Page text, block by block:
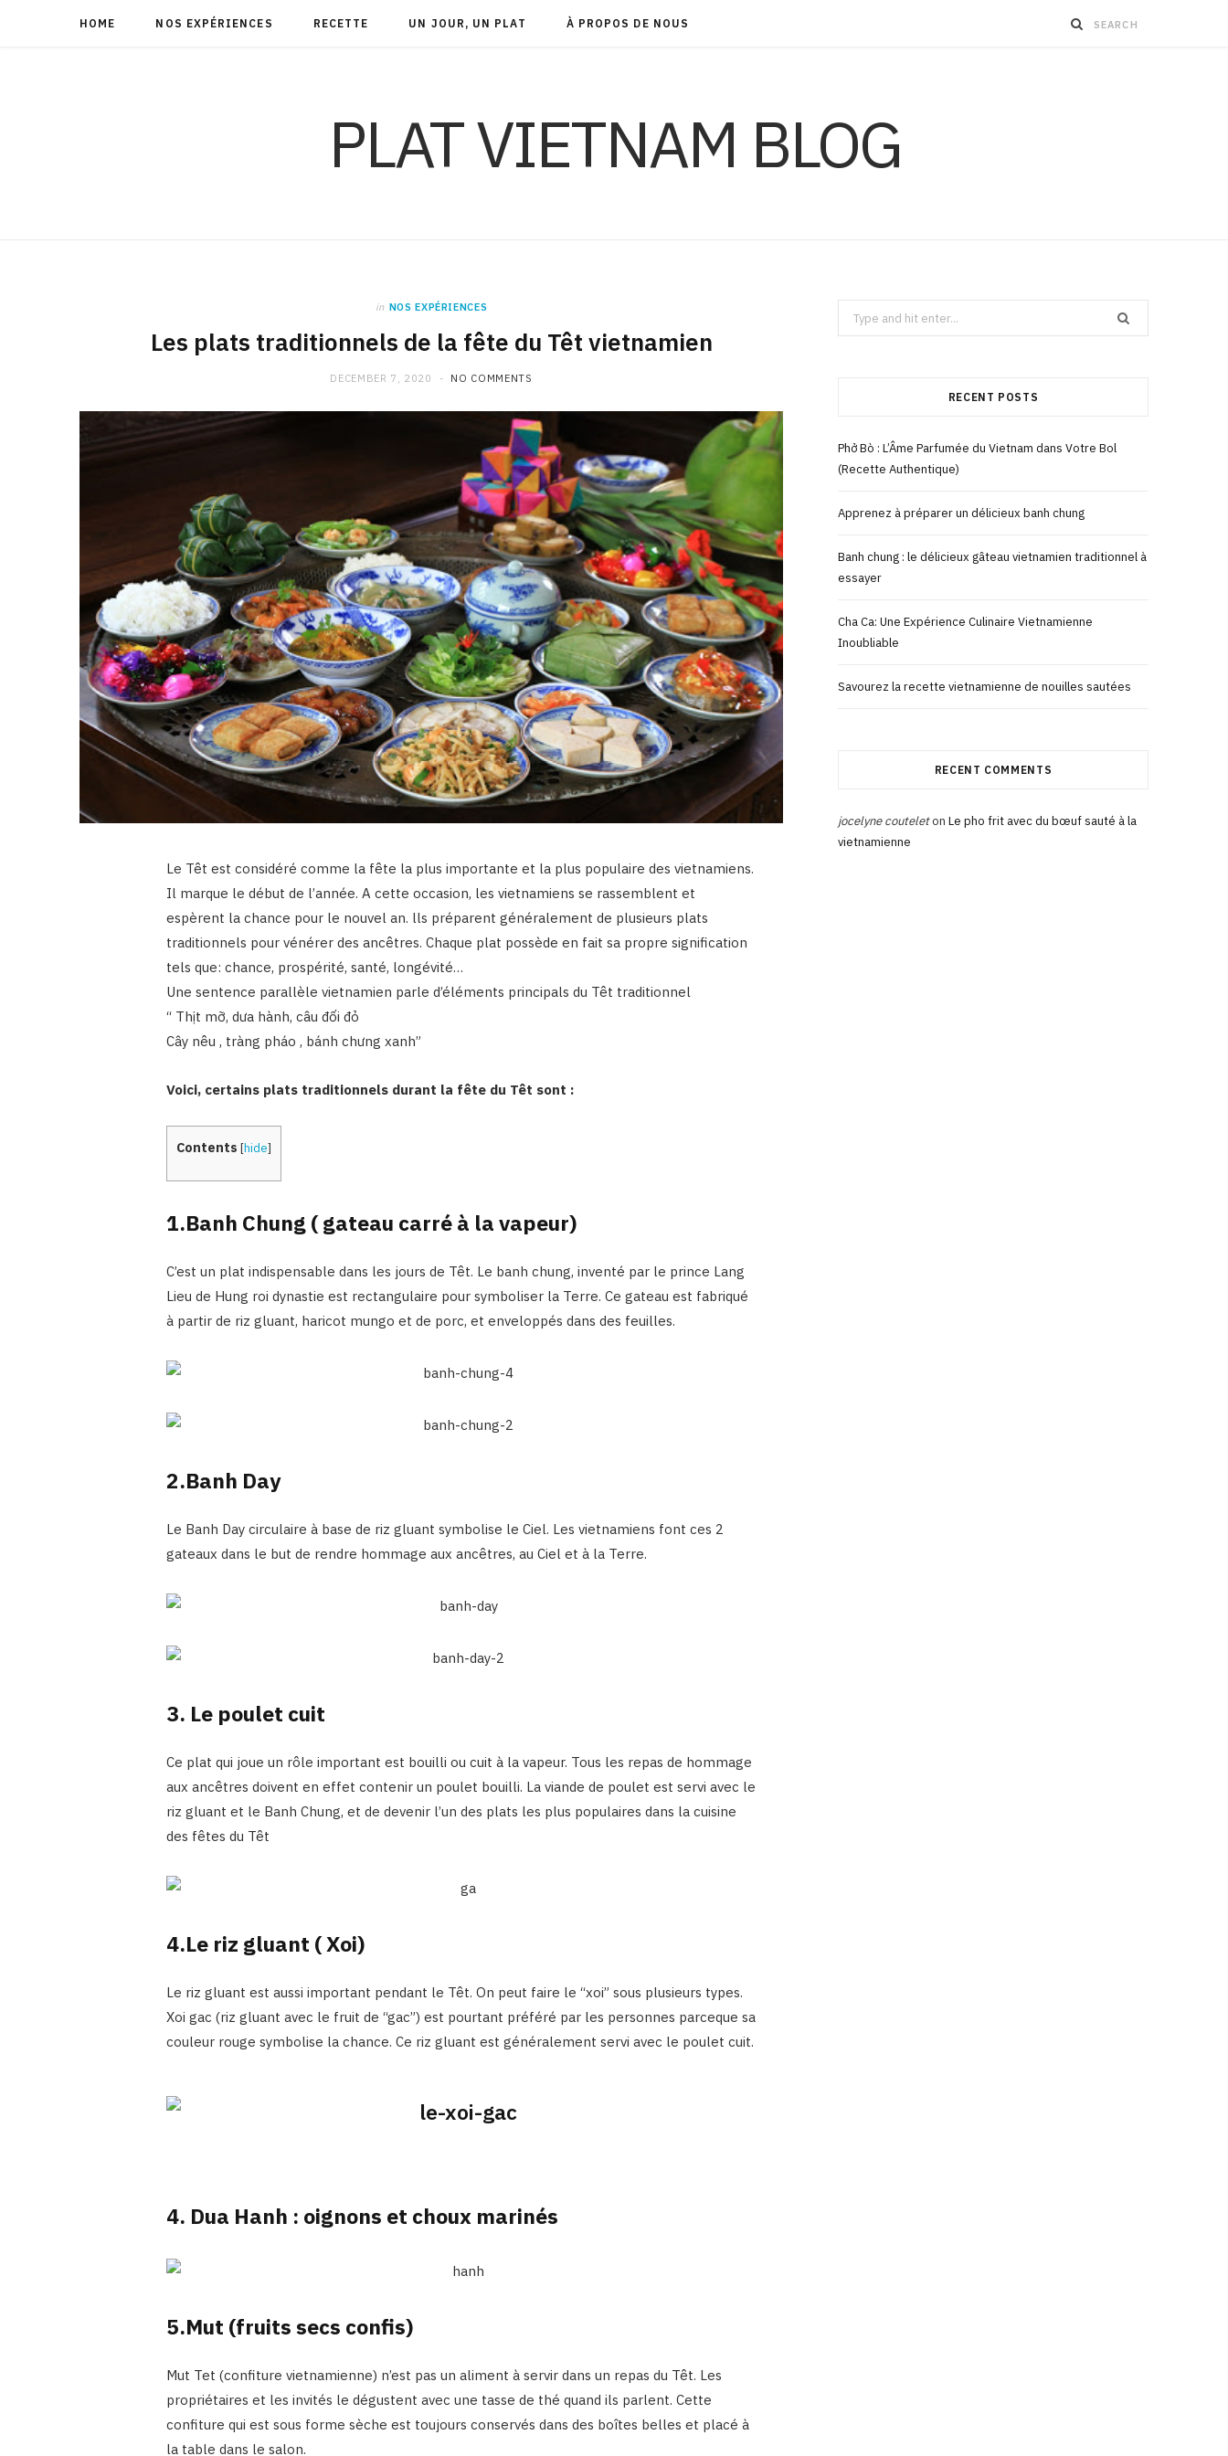
HOME NOS EXPÉRIENCES RECETTE UN JOUR, UN PLAT À PROPOS DE NOUS
PLAT VIETNAM BLOG
in NOS EXPÉRIENCES
Les plats traditionnels de la fête du Têt vietnamien
DECEMBER 7, 2020 NO COMMENTS
Le Têt est considéré comme la fête la plus importante et la plus populaire des vietnamiens.
Il marque le début de l’année. A cette occasion, les vietnamiens se rassemblent et
espèrent la chance pour le nouvel an. lls préparent généralement de plusieurs plats
traditionnels pour vénérer des ancêtres. Chaque plat possède en fait sa propre signification
tels que: chance, prospérité, santé, longévité…
Une sentence parallèle vietnamien parle d’éléments principals du Têt traditionnel
“ Thịt mỡ, dưa hành, câu đối đỏ
Cây nêu , tràng pháo , bánh chưng xanh”
Voici, certains plats traditionnels durant la fête du Têt sont :
Contents [hide]
1.Banh Chung ( gateau carré à la vapeur)
C’est un plat indispensable dans les jours de Têt. Le banh chung, inventé par le prince Lang
Lieu de Hung roi dynastie est rectangulaire pour symboliser la Terre. Ce gateau est fabriqué
à partir de riz gluant, haricot mungo et de porc, et enveloppés dans des feuilles.
2.Banh Day
Le Banh Day circulaire à base de riz gluant symbolise le Ciel. Les vietnamiens font ces 2
gateaux dans le but de rendre hommage aux ancêtres, au Ciel et à la Terre.
3. Le poulet cuit
Ce plat qui joue un rôle important est bouilli ou cuit à la vapeur. Tous les repas de hommage
aux ancêtres doivent en effet contenir un poulet bouilli. La viande de poulet est servi avec le
riz gluant et le Banh Chung, et de devenir l’un des plats les plus populaires dans la cuisine
des fêtes du Têt
4.Le riz gluant ( Xoi)
Le riz gluant est aussi important pendant le Têt. On peut faire le “xoi” sous plusieurs types.
Xoi gac (riz gluant avec le fruit de “gac”) est pourtant préféré par les personnes parceque sa
couleur rouge symbolise la chance. Ce riz gluant est généralement servi avec le poulet cuit.
4. Dua Hanh : oignons et choux marinés
5.Mut (fruits secs confis)
Mut Tet (confiture vietnamienne) n’est pas un aliment à servir dans un repas du Têt. Les
propriétaires et les invités le dégustent avec une tasse de thé quand ils parlent. Cette
confiture qui est sous forme sèche est toujours conservés dans des boîtes belles et placé à
la table dans le salon.
Search
for:
RECENT POSTS
Phở Bò : L’Âme Parfumée du Vietnam dans Votre Bol
(Recette Authentique)
Apprenez à préparer un délicieux banh chung
Banh chung : le délicieux gâteau vietnamien traditionnel à
essayer
Cha Ca: Une Expérience Culinaire Vietnamienne
Inoubliable
Savourez la recette vietnamienne de nouilles sautées
RECENT COMMENTS
jocelyne couteleton Le pho frit avec du bœuf sauté à la
vietnamienne